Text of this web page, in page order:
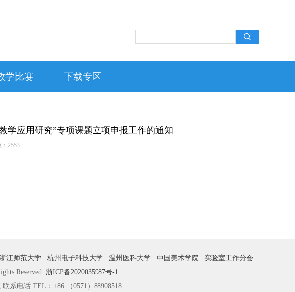
学比赛 下载专区
学应用研究”专项课题立项申报工作的通知
2553
浙江师范大学 杭州电子科技大学 温州医科大学 中国美术学院
实验室工作分会
Reserved. 浙ICP备2020035987号-1
系电话 TEL：+86 （0571）88908518